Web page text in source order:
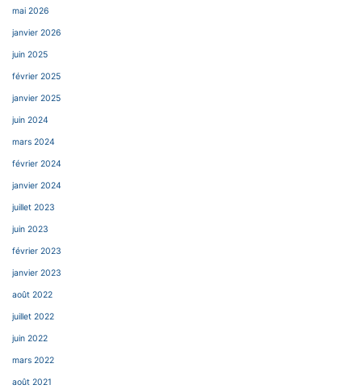
mai 2026
janvier 2026
juin 2025
février 2025
janvier 2025
juin 2024
mars 2024
février 2024
janvier 2024
juillet 2023
juin 2023
février 2023
janvier 2023
août 2022
juillet 2022
juin 2022
mars 2022
août 2021